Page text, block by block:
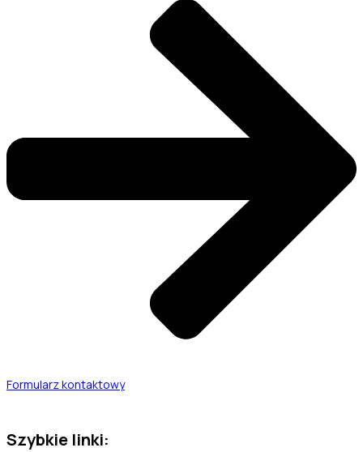
Formularz kontaktowy
Szybkie linki: